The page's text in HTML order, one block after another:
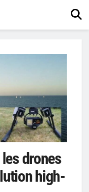
drones
high-